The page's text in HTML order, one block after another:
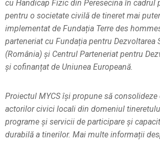
cu Handicap Fizic din Peresecina în cadrul
pentru o societate civilă de tineret mai
implementat de Fundația Terre des
parteneriat cu Fundația pentru Dezvoltarea
(România) și Centrul Parteneriat pentru
și cofinanțat de Uniunea Europeană.
Proiectul MYCS își propune să
actorilor civici locali din domeniul
programe și servicii de participare și
durabilă a tinerilor. Mai multe informații